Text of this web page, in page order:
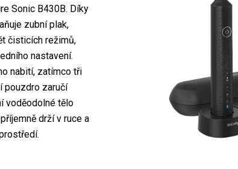
Sonic B430B. Díky
zubní plak,
čisticích režimů,
nastavení.
nabití, zatímco tři
pouzdro zaručí
voděodolné tělo
drží v ruce a